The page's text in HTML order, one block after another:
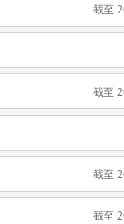
截至
截至
截至
截至